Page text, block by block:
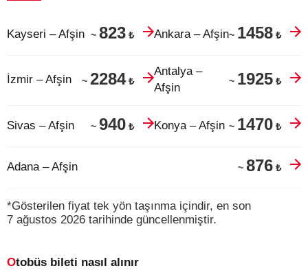
Kayseri – Afşin ~ 823 ₺ Ankara – Afşin~ 1458 ₺
İzmir – Afşin ~ 2284 ₺
Antalya –
Afşin
~ 1925 ₺
Sivas – Afşin ~ 940 ₺ Konya – Afşin ~ 1470 ₺
Adana – Afşin ~ 876 ₺
*Gösterilen fiyat tek yön taşınma içindir, en son
7 ağustos 2026 tarihinde güncellenmiştir.
Otobüs bileti nasıl alınır